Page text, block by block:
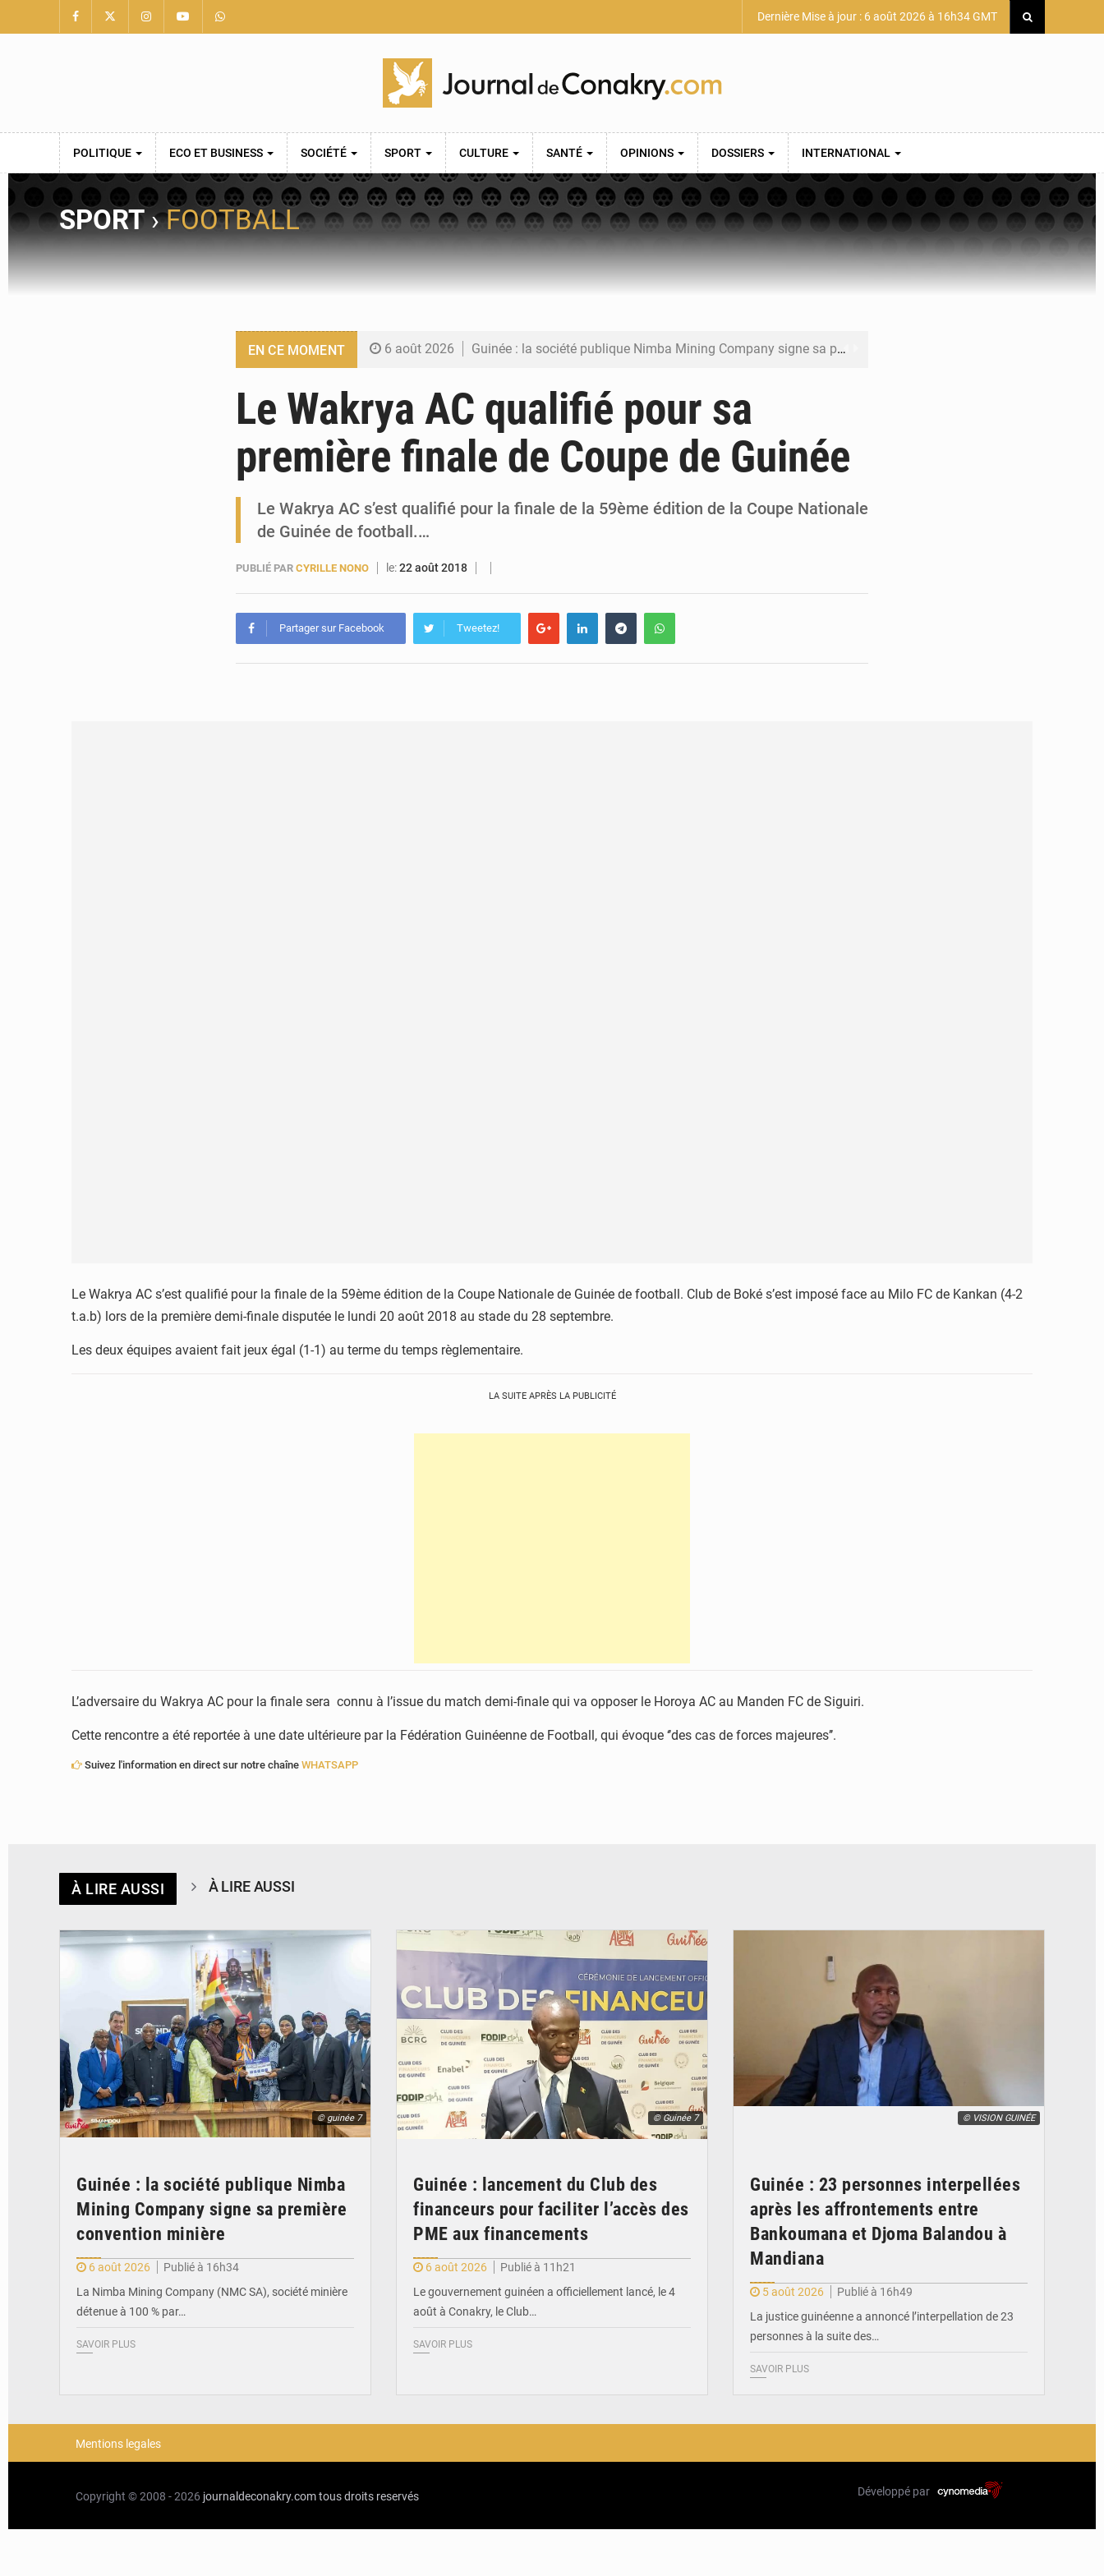
Dernière Mise à jour : 6 août 2026 à 16h34 GMT
POLITIQUE ECO ET BUSINESS SOCIÉTÉ SPORT CULTURE SANTÉ OPINIONS DOSSIERS INTERNATIONAL
SPORT›FOOTBALL
EN CE MOMENT 6 août 2026 Guinée : la société publique Nimba Mining Company signe sa première convention minière
5 août 2026 Guinée : 23 personnes interpellées après les affrontements entre Bankoumana et Djoma Balandou à Mandiana
5 août 2026 Guinée : Amara Camara prend la coordination de l’action de l’État en l’absence du président Mamadi Doumbouya
Le Wakrya AC qualifié pour sa
première finale de Coupe de Guinée
Le Wakrya AC s’est qualifié pour la finale de la 59ème édition de la Coupe Nationale
de Guinée de football.…
PUBLIÉ PAR CYRILLE NONO le:22 août 2018
Partager sur Facebook Tweetez!
Le Wakrya AC s’est qualifié pour la finale de la 59ème édition de la Coupe Nationale de Guinée de football. Club de Boké s’est imposé face au Milo FC de Kankan (4-2
t.a.b) lors de la première demi-finale disputée le lundi 20 août 2018 au stade du 28 septembre.
Les deux équipes avaient fait jeux égal (1-1) au terme du temps règlementaire.
LA SUITE APRÈS LA PUBLICITÉ
L’adversaire du Wakrya AC pour la finale sera connu à l’issue du match demi-finale qui va opposer le Horoya AC au Manden FC de Siguiri.
Cette rencontre a été reportée à une date ultérieure par la Fédération Guinéenne de Football, qui évoque ‘’des cas de forces majeures’’.
Suivez l'information en direct sur notre chaîne WHATSAPP
À LIRE AUSSI À LIRE AUSSI
© guinée 7
Guinée : la société publique Nimba
Mining Company signe sa première
convention minière
6 août 2026
Publié à 16h34
La Nimba Mining Company (NMC SA), société minière
détenue à 100 % par…
SAVOIR PLUS
© Guinée 7
Guinée : lancement du Club des
financeurs pour faciliter l’accès des
PME aux financements
6 août 2026
Publié à 11h21
Le gouvernement guinéen a officiellement lancé, le 4
août à Conakry, le Club…
SAVOIR PLUS
© VISION GUINÉE
Guinée : 23 personnes interpellées
après les affrontements entre
Bankoumana et Djoma Balandou à
Mandiana
5 août 2026
Publié à 16h49
La justice guinéenne a annoncé l’interpellation de 23
personnes à la suite des…
SAVOIR PLUS
Mentions legales
Copyright © 2008 - 2026 journaldeconakry.comtous droits reservés Développé par